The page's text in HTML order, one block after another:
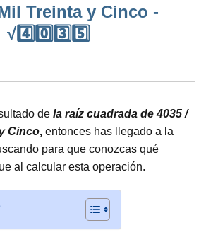
Treinta y Cinco -
√4️⃣0️⃣3️⃣5️⃣
de la raíz cuadrada de 4035 /
Cinco, entonces has llegado a la
para que conozcas qué
al calcular esta operación.